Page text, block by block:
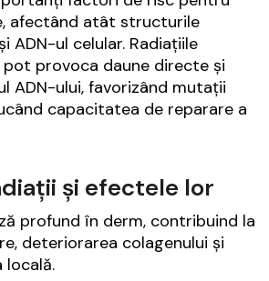
afectând atât structurile
ADN-ul celular. Radiațiile
provoca daune directe și
ADN-ului, favorizând mutații
capacitatea de reparare a
și efectele lor
profund în derm, contribuind la
deteriorarea colagenului și
locală.